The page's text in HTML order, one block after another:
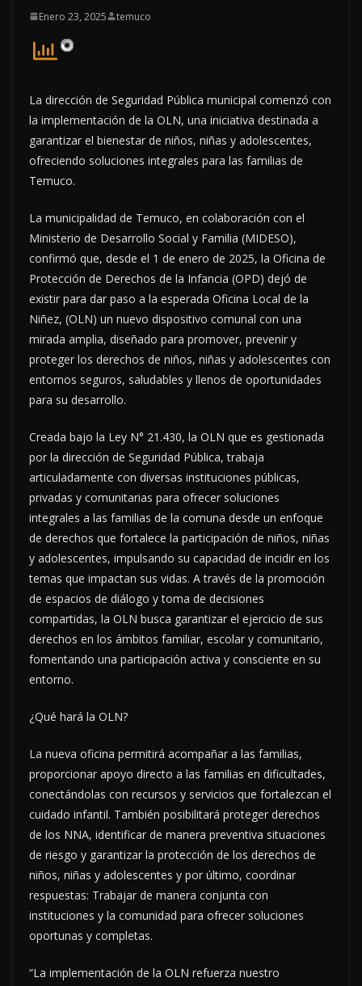
Enero 23, 2025 temuco
La dirección de Seguridad Pública municipal comenzó con
la implementación de la OLN, una iniciativa destinada a
garantizar el bienestar de niños, niñas y adolescentes,
ofreciendo soluciones integrales para las familias de
Temuco.
La municipalidad de Temuco, en colaboración con el
Ministerio de Desarrollo Social y Familia (MIDESO),
confirmó que, desde el 1 de enero de 2025, la Oficina de
Protección de Derechos de la Infancia (OPD) dejó de
existir para dar paso a la esperada Oficina Local de la
Niñez, (OLN) un nuevo dispositivo comunal con una
mirada amplia, diseñado para promover, prevenir y
proteger los derechos de niños, niñas y adolescentes con
entornos seguros, saludables y llenos de oportunidades
para su desarrollo.
Creada bajo la Ley N° 21.430, la OLN que es gestionada
por la dirección de Seguridad Pública, trabaja
articuladamente con diversas instituciones públicas,
privadas y comunitarias para ofrecer soluciones
integrales a las familias de la comuna desde un enfoque
de derechos que fortalece la participación de niños, niñas
y adolescentes, impulsando su capacidad de incidir en los
temas que impactan sus vidas. A través de la promoción
de espacios de diálogo y toma de decisiones
compartidas, la OLN busca garantizar el ejercicio de sus
derechos en los ámbitos familiar, escolar y comunitario,
fomentando una participación activa y consciente en su
entorno.
¿Qué hará la OLN?
La nueva oficina permitirá acompañar a las familias,
proporcionar apoyo directo a las familias en dificultades,
conectándolas con recursos y servicios que fortalezcan el
cuidado infantil. También posibilitará proteger derechos
de los NNA, identificar de manera preventiva situaciones
de riesgo y garantizar la protección de los derechos de
niños, niñas y adolescentes y por último, coordinar
respuestas: Trabajar de manera conjunta con
instituciones y la comunidad para ofrecer soluciones
oportunas y completas.
“La implementación de la OLN refuerza nuestro